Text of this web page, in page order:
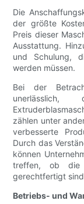
Die
der größte
Preis dieser
Ausstattung.
und Schulung,
werden müssen.
Bei der
zählen unter
verbesserte
Durch das
können
treffen, ob die
gerechtfertigt
Betriebs- und